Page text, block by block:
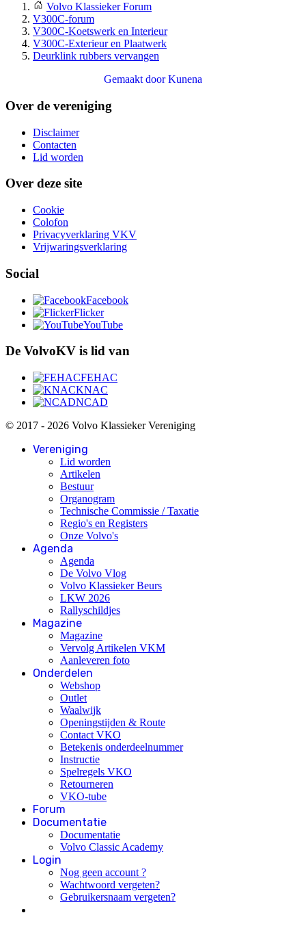
Volvo Klassieker Forum
V300C-forum
V300C-Koetswerk en Interieur
V300C-Exterieur en Plaatwerk
Deurklink rubbers vervangen
Gemaakt doorKunena
Over de vereniging
Disclaimer
Contacten
Lid worden
Over deze site
Cookie
Colofon
Privacyverklaring VKV
Vrijwaringsverklaring
Social
Facebook
Flicker
YouTube
De VolvoKV is lid van
FEHAC
KNAC
NCAD
© 2017 - 2026 Volvo Klassieker Vereniging
Vereniging
Lid worden
Artikelen
Bestuur
Organogram
Technische Commissie / Taxatie
Regio's en Registers
Onze Volvo's
Agenda
Agenda
De Volvo Vlog
Volvo Klassieker Beurs
LKW 2026
Rallyschildjes
Magazine
Magazine
Vervolg Artikelen VKM
Aanleveren foto
Onderdelen
Webshop
Outlet
Waalwijk
Openingstijden & Route
Contact VKO
Betekenis onderdeelnummer
Instructie
Spelregels VKO
Retourneren
VKO-tube
Forum
Documentatie
Documentatie
Volvo Classic Academy
Login
Nog geen account ?
Wachtwoord vergeten?
Gebruikersnaam vergeten?